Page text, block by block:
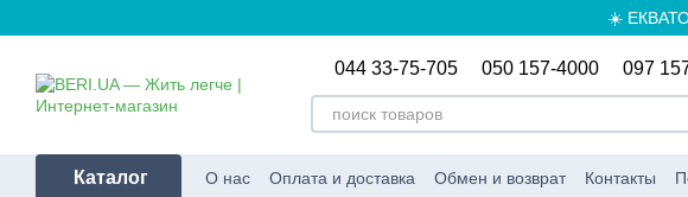
☀️
044 33-75-705 050 157-4000 097
Каталог О нас Оплата и доставка Обмен и возврат Контакты